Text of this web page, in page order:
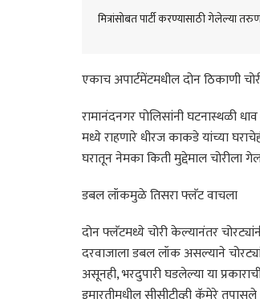
मित्रांसोबत पार्टी करण्यासाठी गेलेल्या
एकाच अपार्टमेंटमधील दोन ठिकाणी
रामानंदनगर पोलिसांनी घटनास्थळी
मध्ये राहणारे धीरज काकडे यांच्या
घरातून नेमका किती मुद्देमाल चोरीला
डबल लॉकमुळे तिसरा फ्लॅट वाचला
दोन फ्लॅटमध्ये चोरी केल्यानंतर
दरवाजाला डबल लॉक असल्याने
असूनही, भरदुपारी घडलेल्या या